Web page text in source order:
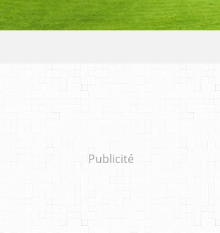
Publicité